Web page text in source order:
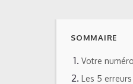
SOMMAIRE
Votre
Les 5